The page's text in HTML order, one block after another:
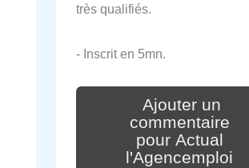
très qualifiés.
- Inscrit en 5mn.
Ajouter un
commentaire
pour Actual
l'Agencemploi